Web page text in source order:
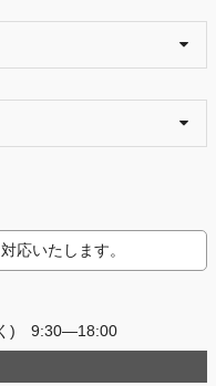
応いたします。
く) 9:30―18:00